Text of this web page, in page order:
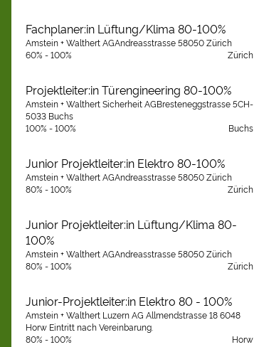
Fachplaner:in Lüftung/Klima 80-100%
Amstein + Walthert AGAndreasstrasse 58050 Zürich
60% - 100%
Zürich
Projektleiter:in Türengineering 80-100%
Amstein + Walthert Sicherheit AGBresteneggstrasse 5CH-
5033 Buchs
100% - 100%
Buchs
Junior Projektleiter:in Elektro 80-100%
Amstein + Walthert AGAndreasstrasse 58050 Zürich
80% - 100%
Zürich
Junior Projektleiter:in Lüftung/Klima 80-
100%
Amstein + Walthert AGAndreasstrasse 58050 Zürich
80% - 100%
Zürich
Junior-Projektleiter:in Elektro 80 - 100%
Amstein + Walthert Luzern AG Allmendstrasse 18 6048
Horw Eintritt nach Vereinbarung.
80% - 100%
Horw